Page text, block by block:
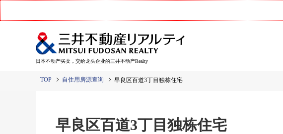
日本不动产买卖，交给龙头企业的三井不动产Realty
TOP 自住用房源查询 早良区百道3丁目独栋住宅
早良区百道3丁目独栋住宅